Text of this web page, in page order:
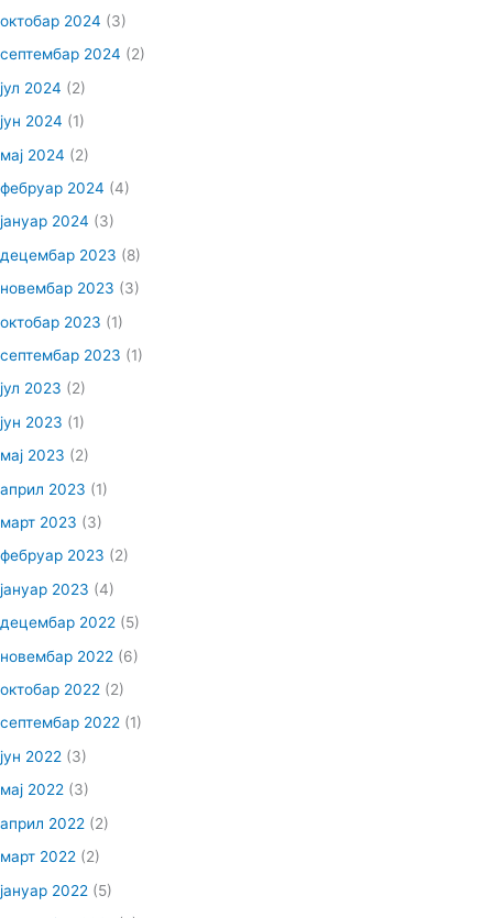
октобар 2024 (3)
септембар 2024 (2)
јул 2024 (2)
јун 2024 (1)
мај 2024 (2)
фебруар 2024 (4)
јануар 2024 (3)
децембар 2023 (8)
новембар 2023 (3)
октобар 2023 (1)
септембар 2023 (1)
јул 2023 (2)
јун 2023 (1)
мај 2023 (2)
април 2023 (1)
март 2023 (3)
фебруар 2023 (2)
јануар 2023 (4)
децембар 2022 (5)
новембар 2022 (6)
октобар 2022 (2)
септембар 2022 (1)
јун 2022 (3)
мај 2022 (3)
април 2022 (2)
март 2022 (2)
јануар 2022 (5)